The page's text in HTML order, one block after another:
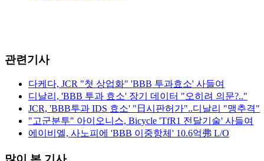
관련기사
다케다, JCR "첫 상업화" 'BBB 투과효소' 사들여
디날리, 'BBB 투과 효소' 장기 데이터 "오히려 의문?.."
JCR, 'BBB투과 IDS 효소' "日시판허가"..디날리 "맹추격"
"고군분투" 아이오니스, Bicycle 'TfR1 전달기술' 사들여
에이비엘, 사노피에 'BBB 이중항체' 10.6억弗 L/O